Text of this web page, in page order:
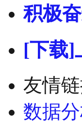
积极
[下载]
友情链
数据